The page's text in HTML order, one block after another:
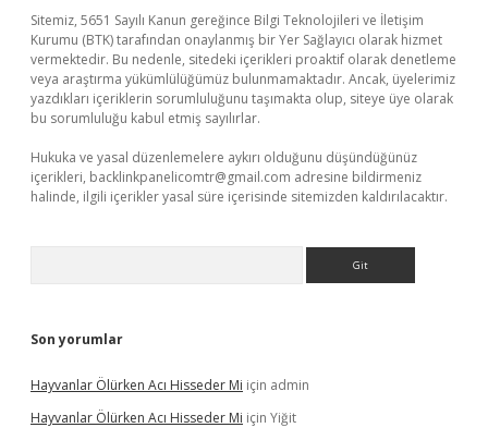
Sitemiz, 5651 Sayılı Kanun gereğince Bilgi Teknolojileri ve İletişim
Kurumu (BTK) tarafından onaylanmış bir Yer Sağlayıcı olarak hizmet
vermektedir. Bu nedenle, sitedeki içerikleri proaktif olarak denetleme
veya araştırma yükümlülüğümüz bulunmamaktadır. Ancak, üyelerimiz
yazdıkları içeriklerin sorumluluğunu taşımakta olup, siteye üye olarak
bu sorumluluğu kabul etmiş sayılırlar.
Hukuka ve yasal düzenlemelere aykırı olduğunu düşündüğünüz
içerikleri, backlinkpanelicomtr@gmail.com adresine bildirmeniz
halinde, ilgili içerikler yasal süre içerisinde sitemizden kaldırılacaktır.
Son yorumlar
Hayvanlar Ölürken Acı Hisseder Mi için admin
Hayvanlar Ölürken Acı Hisseder Mi için Yiğit